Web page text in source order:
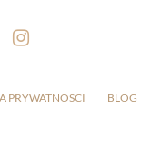
PRYWATNOSCI BLOG